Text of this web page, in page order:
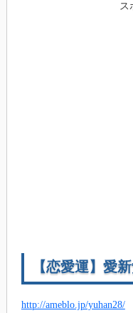
ス
【恋愛運】愛
http://ameblo.jp/yuhan28/